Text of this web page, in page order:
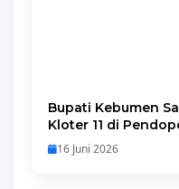
Bupati Kebumen
Kloter 11 di
16 Juni 2026